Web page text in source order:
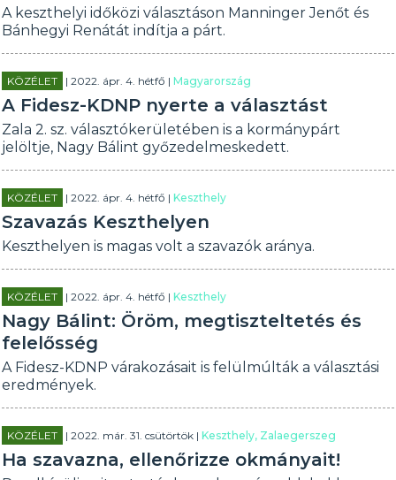
A keszthelyi időközi választáson Manninger Jenőt és
Bánhegyi Renátát indítja a párt.
KÖZÉLET | 2022. ápr. 4. hétfő |Magyarország
A Fidesz-KDNP nyerte a választást
Zala 2. sz. választókerületében is a kormánypárt
jelöltje, Nagy Bálint győzedelmeskedett.
KÖZÉLET | 2022. ápr. 4. hétfő |Keszthely
Szavazás Keszthelyen
Keszthelyen is magas volt a szavazók aránya.
KÖZÉLET | 2022. ápr. 4. hétfő |Keszthely
Nagy Bálint: Öröm, megtiszteltetés és
felelősség
A Fidesz-KDNP várakozásait is felülmúlták a választási
eredmények.
KÖZÉLET | 2022. már. 31. csütörtök |Keszthely, Zalaegerszeg
Ha szavazna, ellenőrizze okmányait!